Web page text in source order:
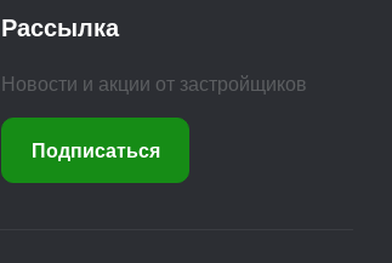
Рассылка
Новости и акции от застройщиков
Подписаться